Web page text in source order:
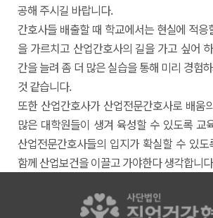
공해 주시길 바랍니다.
간호사들 배출할 때 학교에서는 현실에 적
을 가르치고 산업간호사의 길을 가고 싶어
간을 늘려 좀 더 많은 실습을 통해 미리 경험
것 같습니다.
또한 산업간호사가 산업전문간호사로 배움
많은 대학원들이 생겨 육성할 수 있도록 교
산업전문간호사들의 입지가 확실할 수 있
함께 산업보건을 이끌고 가야한다 생각합니